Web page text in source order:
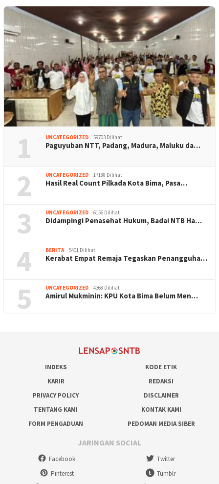
1 UNCATEGORIZED 59703 Dilihat
Paguyuban NTT, Padang, Madura, Maluku da…
2 UNCATEGORIZED 17188 Dilihat
Hasil Real Count Pilkada Kota Bima, Pasa…
3 UNCATEGORIZED 6156 Dilihat
Didampingi Penasehat Hukum, Badai NTB Ha…
4 BERITA 5401 Dilihat
Kerabat Empat Remaja Tegaskan Penangguha…
5 UNCATEGORIZED 4368 Dilihat
Amirul Mukminin: KPU Kota Bima Belum Men…
INDEKS
KODE ETIK
KARIR
REDAKSI
PRIVACY POLICY
DISCLAIMER
TENTANG KAMI
KONTAK KAMI
FORM PENGADUAN
PEDOMAN MEDIA SIBER
JARINGAN SOCIAL
Facebook
Twitter
Pinterest
Tumblr